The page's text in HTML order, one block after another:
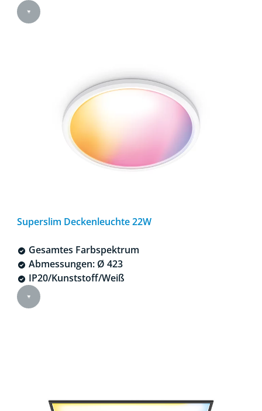
Superslim Deckenleuchte 22W
Gesamtes Farbspektrum
Abmessungen: Ø 423
IP20/Kunststoff/Weiß